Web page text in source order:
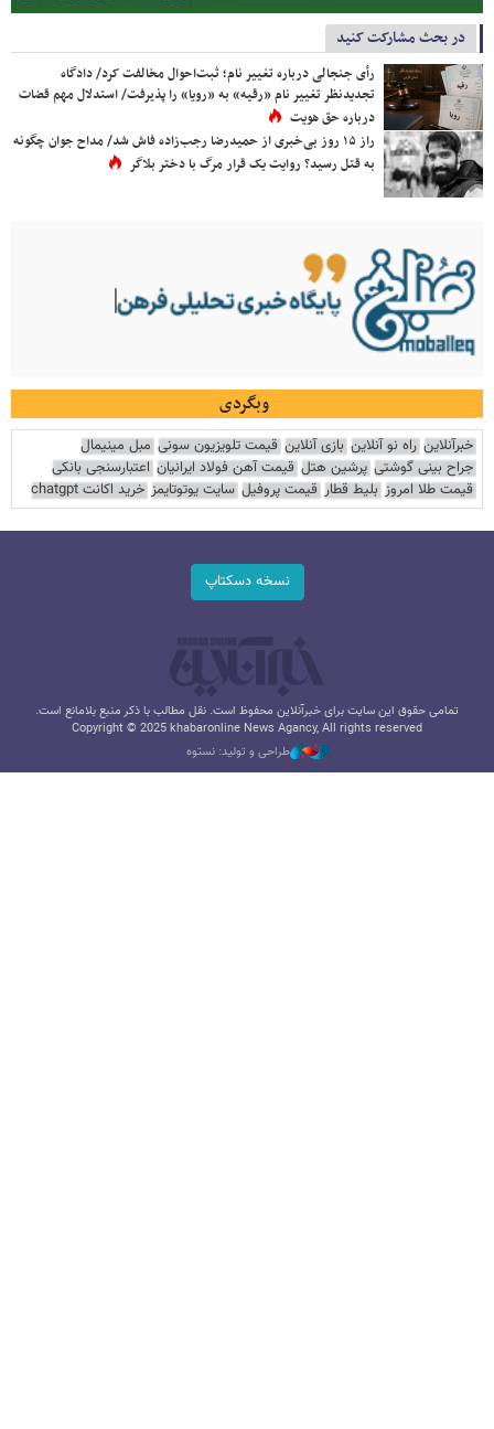
در بحث مشارکت کنید
رأی جنجالی درباره تغییر نام؛ ثبت‌احوال مخالفت کرد/ دادگاه
تجدیدنظر تغییر نام «رقیه» به «رویا» را پذیرفت/ استدلال مهم قضات
درباره حق هویت
راز ۱۵ روز بی‌خبری از حمیدرضا رجب‌زاده فاش شد/ مداح جوان چگونه
به قتل رسید؟ روایت یک قرار مرگ با دختر بلاگر
وبگردی
خبرآنلاین راه نو آنلاین بازی آنلاین قیمت تلویزیون سونی مبل مینیمال
جراح بینی گوشتی پرشین هتل قیمت آهن فولاد ایرانیان اعتبارسنجی بانکی
قیمت طلا امروز بلیط قطار قیمت پروفیل سایت یوتوتایمز خرید اکانت chatgpt
نسخه دسکتاپ
تمامی حقوق این سایت برای خبرآنلاین محفوظ است. نقل مطالب با ذکر منبع بلامانع است.
Copyright © 2025 khabaronline News Agancy, All rights reserved
طراحی و تولید: نستوه